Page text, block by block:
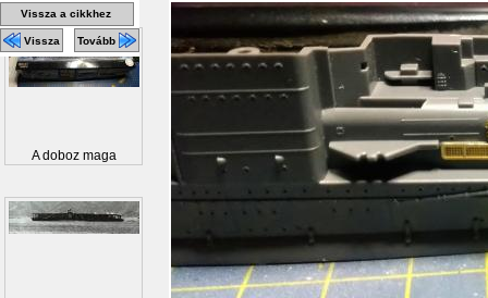
Vissza a cikkhez
Vissza Tovább
A doboz maga